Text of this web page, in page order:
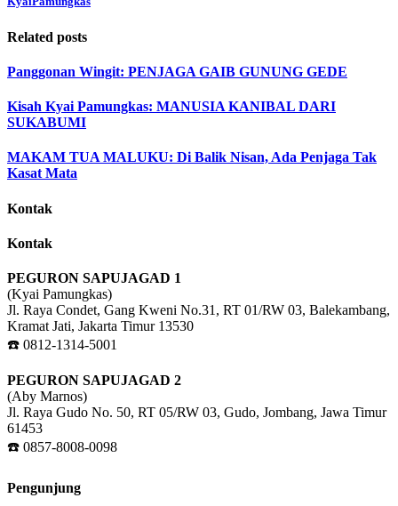
Related posts
Panggonan Wingit: PENJAGA GAIB GUNUNG GEDE
Kisah Kyai Pamungkas: MANUSIA KANIBAL DARI
SUKABUMI
MAKAM TUA MALUKU: Di Balik Nisan, Ada Penjaga Tak
Kasat Mata
Kontak
Kontak
PEGURON SAPUJAGAD 1
(Kyai Pamungkas)
Jl. Raya Condet, Gang Kweni No.31, RT 01/RW 03, Balekambang,
Kramat Jati, Jakarta Timur 13530
☎️ 0812-1314-5001
PEGURON SAPUJAGAD 2
(Aby Marnos)
Jl. Raya Gudo No. 50, RT 05/RW 03, Gudo, Jombang, Jawa Timur
61453
☎️ 0857-8008-0098
Pengunjung